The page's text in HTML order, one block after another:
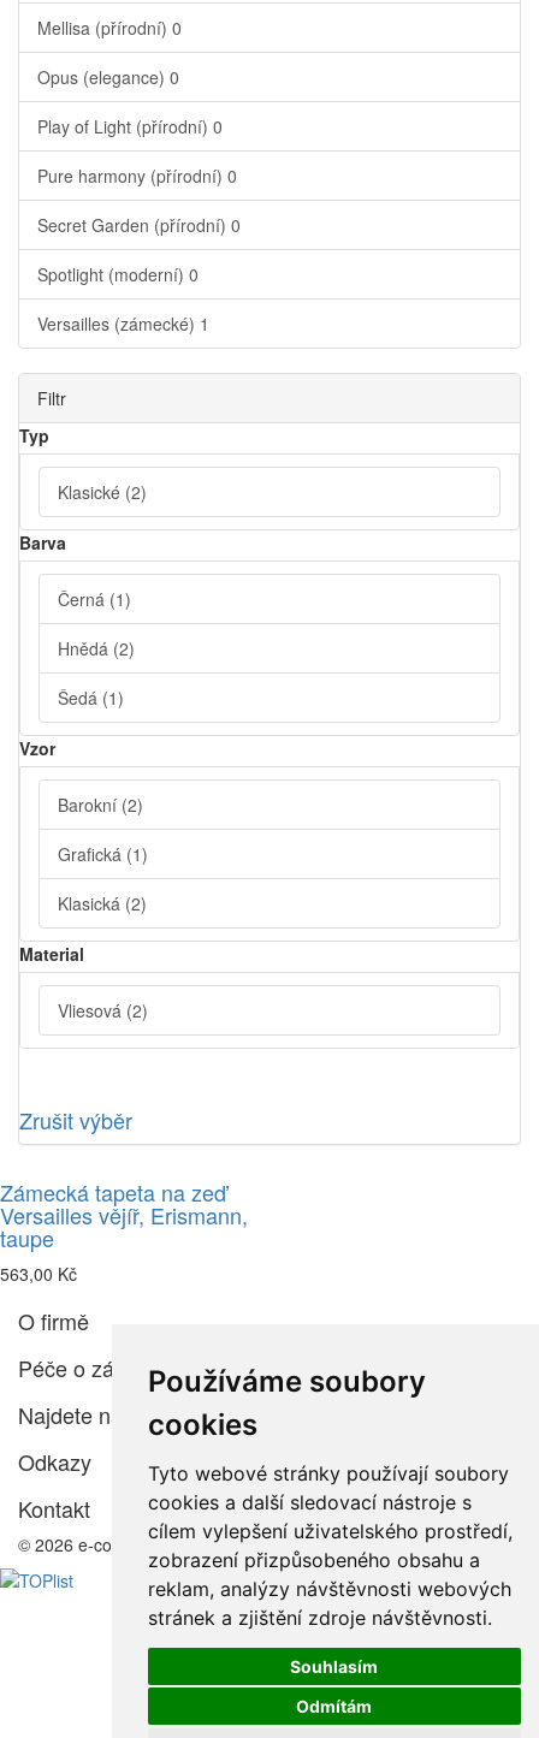
Používáme soubory
cookies
Tyto webové stránky používají soubory
cookies a další sledovací nástroje s
cílem vylepšení uživatelského prostředí,
zobrazení přizpůsobeného obsahu a
reklam, analýzy návštěvnosti webových
stránek a zjištění zdroje návštěvnosti.
Souhlasím
Odmítám
Mellisa (přírodní) 0
Opus (elegance) 0
Play of Light (přírodní) 0
Pure harmony (přírodní) 0
Secret Garden (přírodní) 0
Spotlight (moderní) 0
Versailles (zámecké) 1
Filtr
Typ
Klasické (2)
Barva
Černá (1)
Hnědá (2)
Šedá (1)
Vzor
Barokní (2)
Grafická (1)
Klasická (2)
Material
Vliesová (2)
Zrušit výběr
Zámecká tapeta na zeď
Versailles vějíř, Erismann,
taupe
563,00 Kč
O firmě
Péče o zákazníka
Najdete nás
Odkazy
Kontakt
© 2026 e-color.cz